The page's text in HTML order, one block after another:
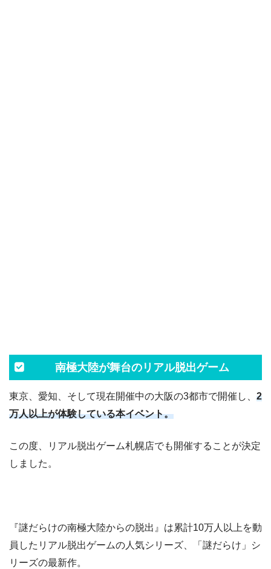
南極大陸が舞台のリアル脱出ゲーム
東京、愛知、そして現在開催中の大阪の3都市で開催し、 2
万人以上が体験している本イベント。
この度、リアル脱出ゲーム札幌店でも開催することが決定
しました。
『謎だらけの南極大陸からの脱出』は累計10万人以上を動
員したリアル脱出ゲームの人気シリーズ、「謎だらけ」シ
リーズの最新作。